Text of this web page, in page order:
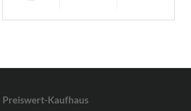
Preiswert-Kaufhaus